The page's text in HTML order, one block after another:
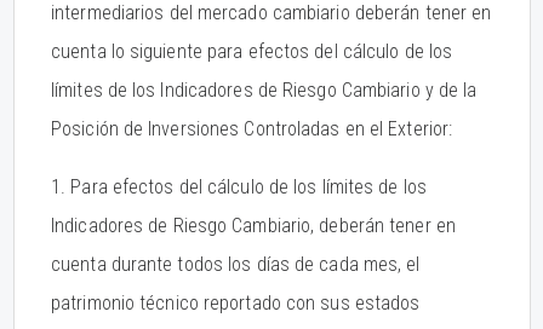
intermediarios del mercado cambiario deberán tener en
cuenta lo siguiente para efectos del cálculo de los
límites de los Indicadores de Riesgo Cambiario y de la
Posición de Inversiones Controladas en el Exterior:
1. Para efectos del cálculo de los límites de los
Indicadores de Riesgo Cambiario, deberán tener en
cuenta durante todos los días de cada mes, el
patrimonio técnico reportado con sus estados